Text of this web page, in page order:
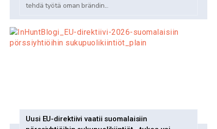
tehdä työtä oman brändin...
Uusi EU-direktiivi vaatii suomalaisiin